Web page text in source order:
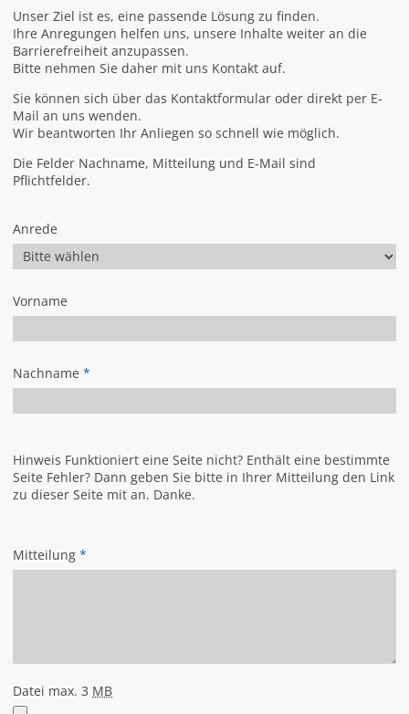
Unser Ziel ist es, eine passende Lösung zu finden.
Ihre Anregungen helfen uns, unsere Inhalte weiter an die
Barrierefreiheit anzupassen.
Bitte nehmen Sie daher mit uns Kontakt auf.
Sie können sich über das Kontaktformular oder direkt per E-
Mail an uns wenden.
Wir beantworten Ihr Anliegen so schnell wie möglich.
Die Felder Nachname, Mitteilung und E-Mail sind
Pflichtfelder.
Anrede
Vorname
Nachname *
Hinweis Funktioniert eine Seite nicht? Enthält eine bestimmte
Seite Fehler? Dann geben Sie bitte in Ihrer Mitteilung den Link
zu dieser Seite mit an. Danke.
Mitteilung *
Datei max. 3 MB